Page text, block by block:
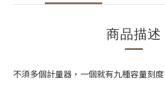
商品描述
不須多個計量器，一個就有九種容量刻度